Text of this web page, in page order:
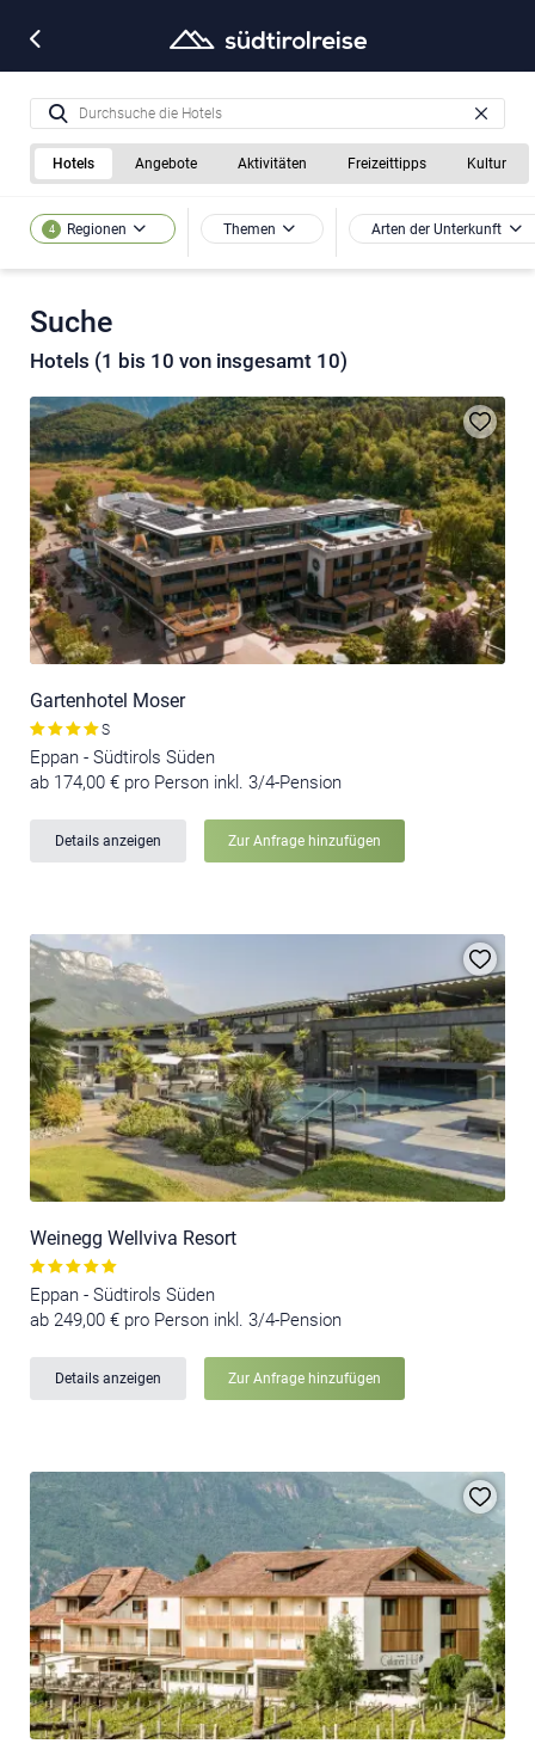
Hotels Angebote Aktivitäten Freizeittipps Kultur
4 Regionen Themen Arten der Unterkunft
Suche
Hotels (1 bis 10 von insgesamt 10)
Gartenhotel Moser
S
Eppan - Südtirols Süden
ab 174,00 € pro Person inkl. 3/4-Pension
Details anzeigen Zur Anfrage hinzufügen
Weinegg Wellviva Resort
Eppan - Südtirols Süden
ab 249,00 € pro Person inkl. 3/4-Pension
Details anzeigen Zur Anfrage hinzufügen